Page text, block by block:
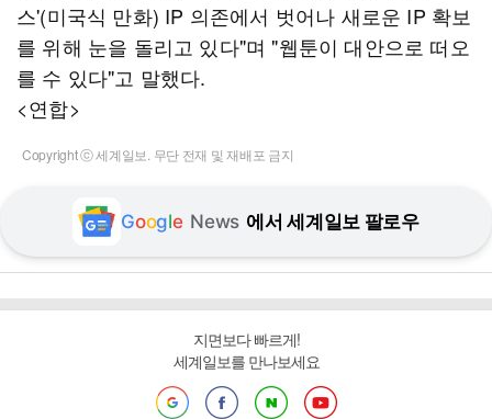
스'(미국식 만화) IP 의존에서 벗어나 새로운 IP 확보
를 위해 눈을 돌리고 있다"며 "웹툰이 대안으로 떠오
를 수 있다"고 말했다.
<연합>
Copyright ⓒ 세계일보. 무단 전재 및 재배포 금지
Google News 에서 세계일보 팔로우
지면보다 빠르게!
세계일보를 만나보세요